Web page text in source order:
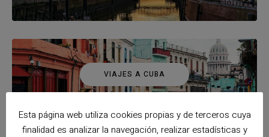
VIAJES A CUBA
Esta página web utiliza cookies propias y de terceros cuya
finalidad es analizar la navegación, realizar estadísticas y